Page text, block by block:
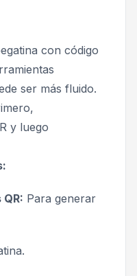
con código
ser más fluido.
y luego
Para generar